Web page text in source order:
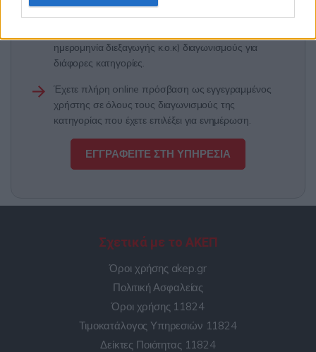
Μπορείτε να βρείτε χρησιμοποιώντας πολλαπλά
ημερομηνία διεξαγωγής κ.ο.κ) διαγωνισμούς για
διάφορες κατηγορίες.
Έχετε πλήρη online πρόσβαση ως εγγεγραμμένος
χρήστης σε όλους τους διαγωνισμούς της
κατηγορίας που έχετε επιλέξει για ενημέρωση.
ΕΓΓΡΑΦΕΙΤΕ ΣΤΗ ΥΠΗΡΕΣΙΑ
Σχετικά με το ΑΚΕΠ
Όροι χρήσης akep.gr
Πολιτική Ασφαλείας
Όροι χρήσης 11824
Τιμοκατάλογος Υπηρεσιών 11824
Δείκτες Ποιότητας 11824